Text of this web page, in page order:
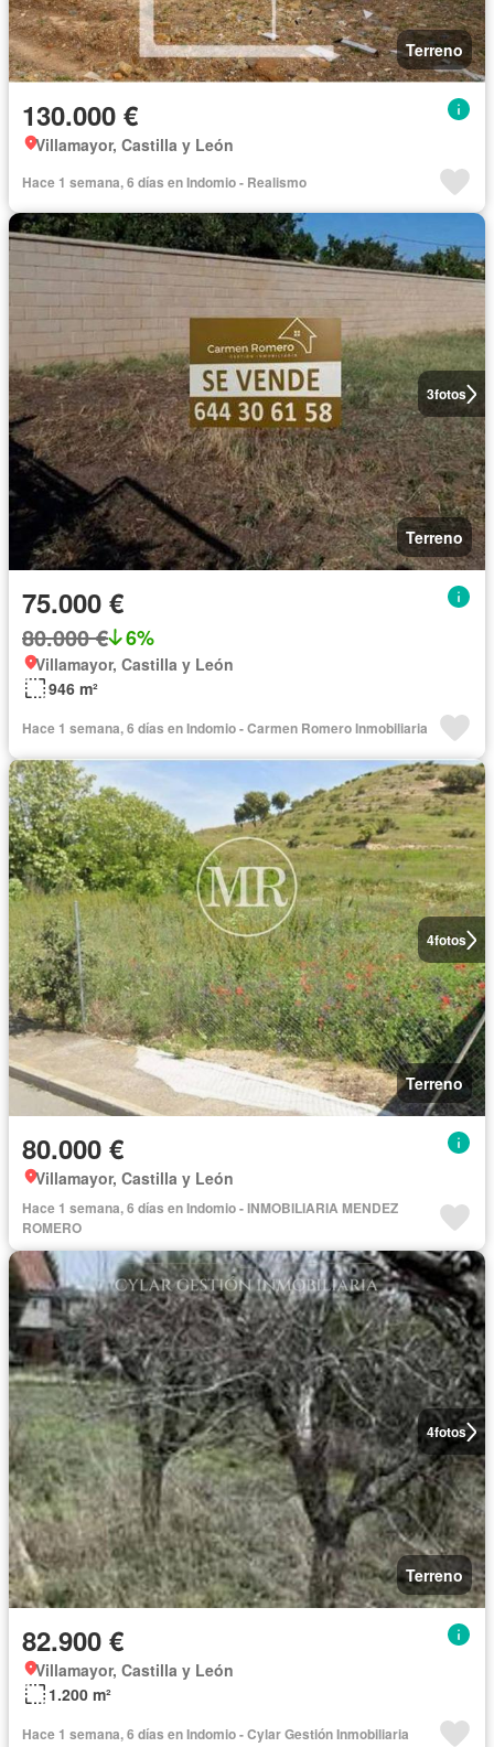
Terreno
130.000 €
Villamayor, Castilla y León
Hace 1 semana, 6 días en Indomio - Realismo
3fotos
Terreno
75.000 €
80.000 € 6%
Villamayor, Castilla y León
946 m²
Hace 1 semana, 6 días en Indomio - Carmen Romero Inmobiliaria
4fotos
Terreno
80.000 €
Villamayor, Castilla y León
Hace 1 semana, 6 días en Indomio - INMOBILIARIA MENDEZ
ROMERO
4fotos
Terreno
82.900 €
Villamayor, Castilla y León
1.200 m²
Hace 1 semana, 6 días en Indomio - Cylar Gestión Inmobiliaria